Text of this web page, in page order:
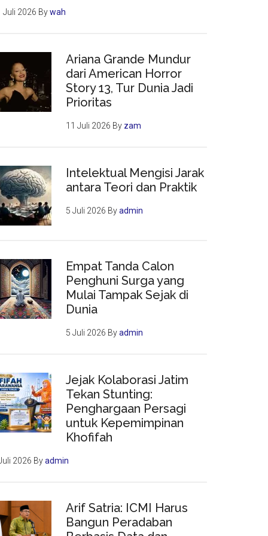
Juli 2026 Bywah
Ariana Grande Mundur
dari American Horror
Story 13, Tur Dunia Jadi
Prioritas
11 Juli 2026 By zam
Intelektual Mengisi Jarak
antara Teori dan Praktik
5 Juli 2026 Byadmin
Empat Tanda Calon
Penghuni Surga yang
Mulai Tampak Sejak di
Dunia
5 Juli 2026 Byadmin
Jejak Kolaborasi Jatim
Tekan Stunting:
Penghargaan Persagi
untuk Kepemimpinan
Khofifah
2026 Byadmin
Arif Satria: ICMI Harus
Bangun Peradaban